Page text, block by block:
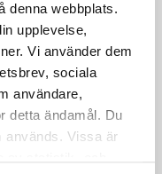
denna webbplats.
upplevelse,
Vi använder dem
sociala
användare,
detta ändamål. Du
används. Vissa är
CV HSS
spetsvinkel. Långt skaft.